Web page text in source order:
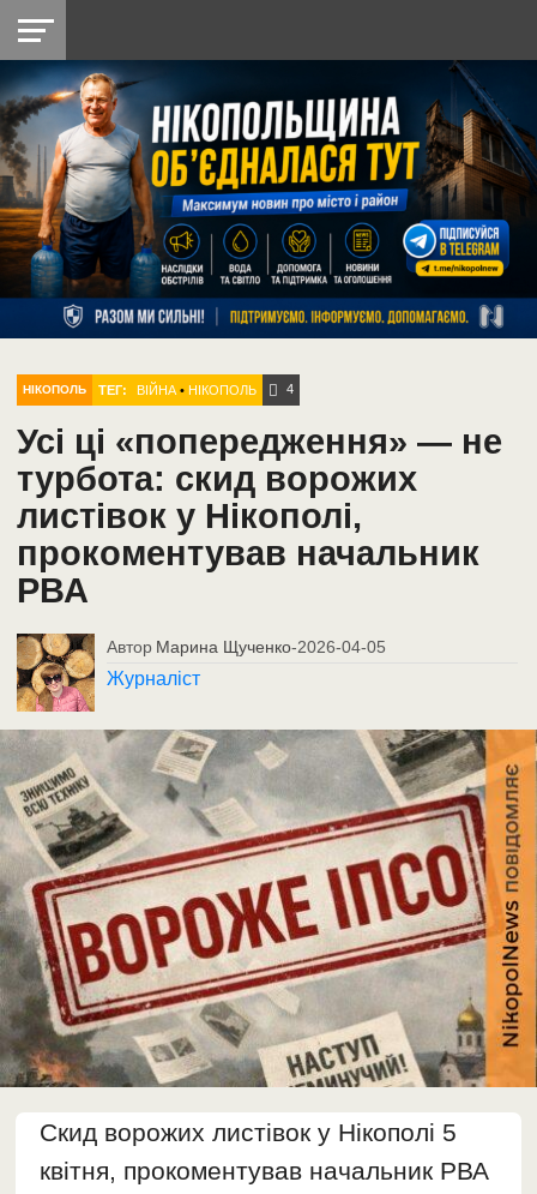
НІКОПОЛЬ
РАЙОН
СІЧЕСЛАВСЬКА
УКРАЇНА
РЕТРО
НІКОПОЛЬ
ЛАЙТ
УКРАЇНА
ДОПОМОГА
РАДІО
НІКОПОЛЬ ТЕГ: ВІЙНА •НІКОПОЛЬ 4
Усі ці «попередження» — не
турбота: скид ворожих
листівок у Нікополі,
прокоментував начальник
РВА
Автор Марина Щученко-2026-04-05
Журналіст
Скид ворожих листівок у Нікополі 5
квітня, прокоментував начальник РВА